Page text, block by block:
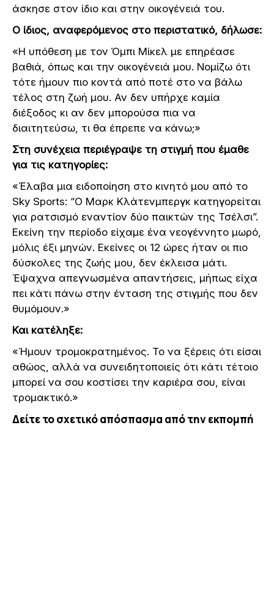
άσκησε στον ίδιο και στην οικογένειά του.
Ο ίδιος, αναφερόμενος στο περιστατικό, δήλωσε:
«Η υπόθεση με τον Όμπι Μίκελ με επηρέασε
βαθιά, όπως και την οικογένειά μου. Νομίζω ότι
τότε ήμουν πιο κοντά από ποτέ στο να βάλω
τέλος στη ζωή μου. Αν δεν υπήρχε καμία
διέξοδος κι αν δεν μπορούσα πια να
διαιτητεύσω, τι θα έπρεπε να κάνω;»
Στη συνέχεια περιέγραψε τη στιγμή που έμαθε
για τις κατηγορίες:
«Έλαβα μια ειδοποίηση στο κινητό μου από το
Sky Sports: “Ο Μαρκ Κλάτενμπεργκ κατηγορείται
για ρατσισμό εναντίον δύο παικτών της Τσέλσι”.
Εκείνη την περίοδο είχαμε ένα νεογέννητο μωρό,
μόλις έξι μηνών. Εκείνες οι 12 ώρες ήταν οι πιο
δύσκολες της ζωής μου, δεν έκλεισα μάτι.
Έψαχνα απεγνωσμένα απαντήσεις, μήπως είχα
πει κάτι πάνω στην ένταση της στιγμής που δεν
θυμόμουν.»
Και κατέληξε:
«Ήμουν τρομοκρατημένος. Το να ξέρεις ότι είσαι
αθώος, αλλά να συνειδητοποιείς ότι κάτι τέτοιο
μπορεί να σου κοστίσει την καριέρα σου, είναι
τρομακτικό.»
Δείτε το σχετικό απόσπασμα από την εκπομπή